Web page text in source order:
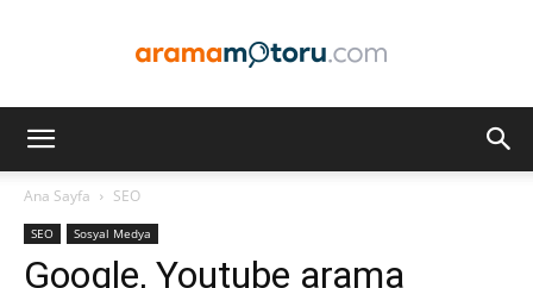
Ana Sayfa SEO
SEO Sosyal Medya
Google, Youtube arama